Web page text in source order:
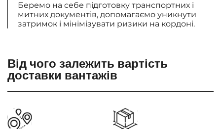
Беремо на себе підготовку транспортних і
митних документів, допомагаємо уникнути
затримок і мінімізувати ризики на кордоні.
Від чого залежить вартість
доставки вантажів